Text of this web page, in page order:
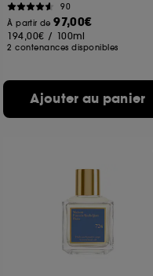
90
À partir de97,00€
194,00€ / 100ml
2 contenances disponibles
Ajouter au panier